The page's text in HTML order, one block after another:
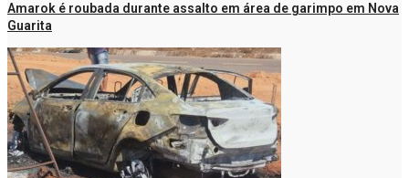
Amarok é roubada durante assalto em área de garimpo em Nova
Guarita